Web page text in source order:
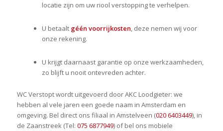
locatie zijn om uw riool verstopping te verhelpen.
U betaalt géén voorrijkosten, deze nemen wij voor
onze rekening.
U krijgt daarnaast garantie op onze werkzaamheden,
zo blijft u nooit ontevreden achter.
WC Verstopt wordt uitgevoerd door AKC Loodgieter: we
hebben al vele jaren een goede naam in Amsterdam en
omgeving. Bel direct ons filiaal in Amstelveen (020 6403449), in
de Zaanstreek (Tel: 075 6877949) of bel ons mobiele